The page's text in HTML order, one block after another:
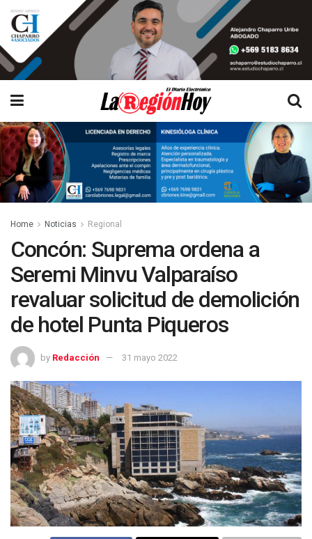
Home Noticias Regional
Concón: Suprema ordena a
Seremi Minvu Valparaíso
revaluar solicitud de demolición
de hotel Punta Piqueros
by Redacción 31 mayo 2022